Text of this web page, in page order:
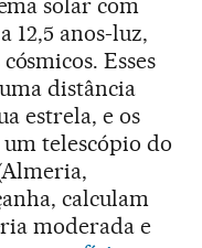
solar com
12,5 anos-luz,
Esses
distância
estrela, e os
telescópio do
calculam
moderada e